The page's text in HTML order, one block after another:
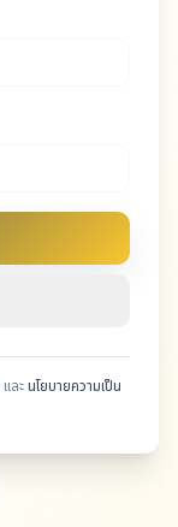
และนโยบายความเป็น